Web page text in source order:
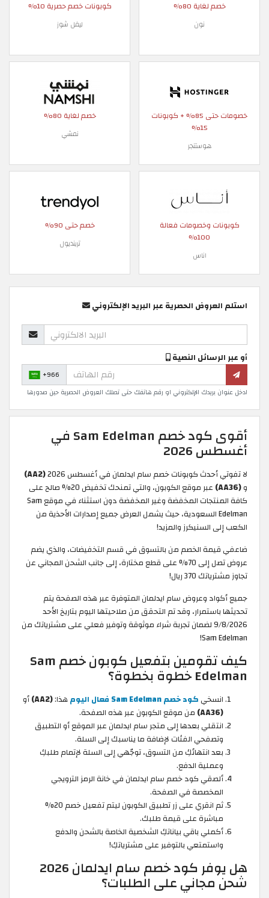
خصم لغاية 80%
نون
كوبونات خصم حصرية 10%
ليفل شوز
خصومات حتى 85% + كوبونات
15%
هوستنجر
خصم لغاية 80%
نمشي
كوبونات وخصومات فعالة
100%
اناس
خصم حتى 90%
ترينديول
استلم العروض الحصرية عبر البريد الإلكتروني
أو عبر الرسائل النصية
+966
ادخل عنوان بريدك الإلكتروني او رقم هاتفك حتى تصلك العروض الحصرية حين صدورها
أقوى كود خصم Sam Edelman في
أغسطس 2026
لا تفوتي أحدث كوبونات خصم سام ايدلمان في أغسطس 2026
(AA2)
و(AA36)
عبر موقع الكوبون، والتي تمنحك تخفيض 20% صالح على
كافة المنتجات المخفضة وغير المخفضة دون استثناء في موقع Sam
Edelman السعودية، حيث يشمل العرض جميع إصدارات الأحذية من
الكعب إلى السنيكرز والمزيد!
ضاعفي قيمة الخصم من بالتسوق في قسم التخفيضات، والذي يضم
عروض تصل إلى 70% على قطع مختارة، إلى جانب الشحن المجاني عن
تجاوز مشترياتك 370 ريال!
جميع أكواد وعروض سام ايدلمان المتوفرة عبر هذه الصفحة يتم
تحديثها باستمرار، وقد تم التحقق من صلاحيتها اليوم بتاريخ الأحد
9/8/2026 لضمان تجربة شراء موثوقة وتوفير فعلي على مشترياتك من
Sam Edelman!
كيف تقومين بتفعيل كوبون خصم Sam
Edelman خطوة بخطوة؟
انسخي كود خصم Sam Edelman فعال اليوم هذا:(AA2)
أو
(AA36)
من موقع الكوبون عبر هذه الصفحة.
انتقلي بعدها إلى متجر سام ايدلمان عبر الموقع أو التطبيق
وتصفحي الفئات لإضافة ما يناسبك إلى السلة.
بعد انتهائكِ من التسوق، توجّهي إلى السلة لإتمام طلبكِ
وعملية الدفع.
ألصقي كود خصم سام ايدلمان في خانة الرمز الترويجي
المخصصة في الصفحة.
ثم انقري على زر تطبيق الكوبون ليتم تفعيل خصم 20%
مباشرة على قيمة طلبك.
أكملي باقي بياناتكِ الشخصية الخاصة بالشحن والدفع
واستمتعي بالتوفير على مشترياتكِ!
هل يوفر كود خصم سام ايدلمان 2026
شحن مجاني على الطلبات؟